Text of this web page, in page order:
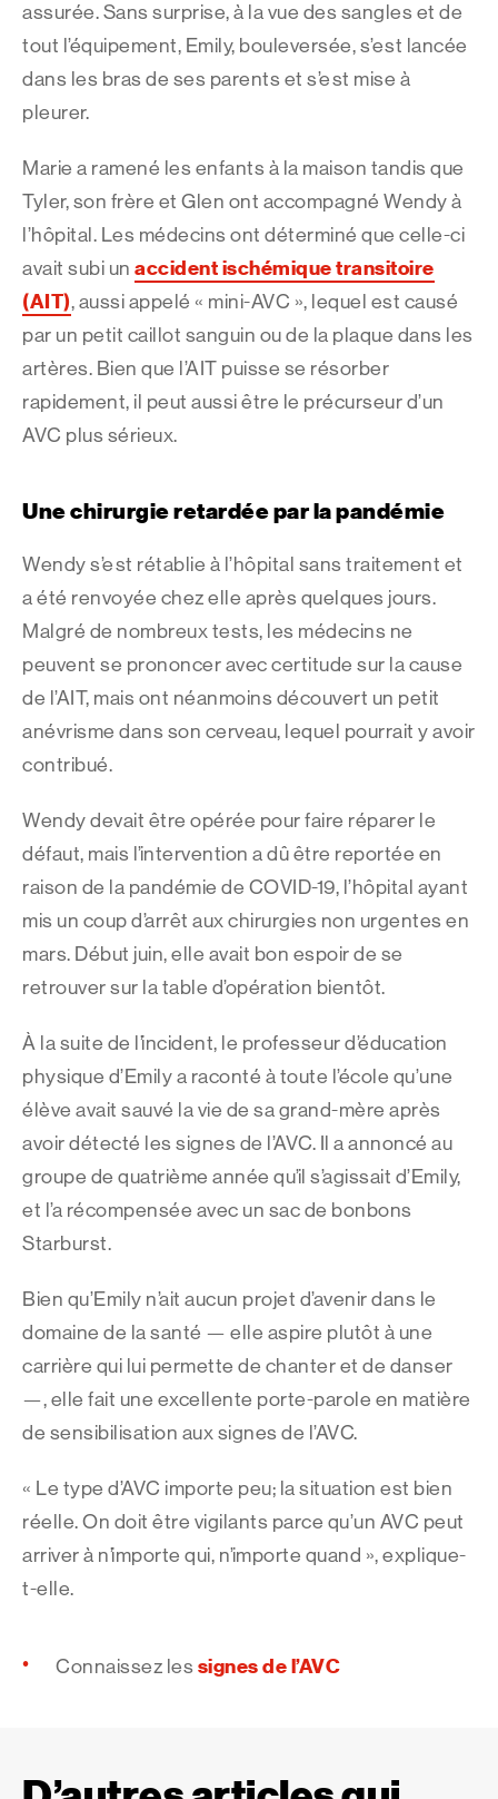
assurée. Sans surprise, à la vue des sangles et de
tout l’équipement, Emily, bouleversée, s’est lancée
dans les bras de ses parents et s’est mise à
pleurer.
Marie a ramené les enfants à la maison tandis que
Tyler, son frère et Glen ont accompagné Wendy à
l’hôpital. Les médecins ont déterminé que celle-ci
avait subi un accident ischémique transitoire
(AIT), aussi appelé « mini-AVC », lequel est causé
par un petit caillot sanguin ou de la plaque dans les
artères. Bien que l’AIT puisse se résorber
rapidement, il peut aussi être le précurseur d’un
AVC plus sérieux.
Une chirurgie retardée par la pandémie
Wendy s’est rétablie à l’hôpital sans traitement et
a été renvoyée chez elle après quelques jours.
Malgré de nombreux tests, les médecins ne
peuvent se prononcer avec certitude sur la cause
de l’AIT, mais ont néanmoins découvert un petit
anévrisme dans son cerveau, lequel pourrait y avoir
contribué.
Wendy devait être opérée pour faire réparer le
défaut, mais l’intervention a dû être reportée en
raison de la pandémie de COVID-19, l’hôpital ayant
mis un coup d’arrêt aux chirurgies non urgentes en
mars. Début juin, elle avait bon espoir de se
retrouver sur la table d’opération bientôt.
À la suite de l’incident, le professeur d’éducation
physique d’Emily a raconté à toute l’école qu’une
élève avait sauvé la vie de sa grand-mère après
avoir détecté les signes de l’AVC. Il a annoncé au
groupe de quatrième année qu’il s’agissait d’Emily,
et l’a récompensée avec un sac de bonbons
Starburst.
Bien qu’Emily n’ait aucun projet d’avenir dans le
domaine de la santé — elle aspire plutôt à une
carrière qui lui permette de chanter et de danser
—, elle fait une excellente porte-parole en matière
de sensibilisation aux signes de l’AVC.
« Le type d’AVC importe peu; la situation est bien
réelle. On doit être vigilants parce qu’un AVC peut
arriver à n’importe qui, n’importe quand », explique-
t-elle.
Connaissez les signes de l’AVC